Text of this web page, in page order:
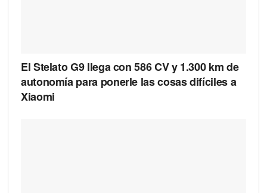
El Stelato G9 llega con 586 CV y 1.300 km de
autonomía para ponerle las cosas difíciles a
Xiaomi